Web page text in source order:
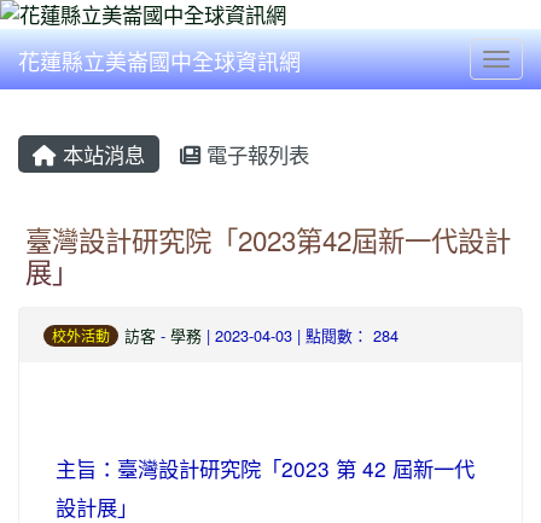
花蓮縣立美崙國中全球資訊網
本站消息 電子報列表
臺灣設計研究院「2023第42屆新一代設計
展」
校外活動 訪客 - 學務 | 2023-04-03 | 點閱數： 284
主旨：臺灣設計研究院「2023 第 42 屆新一代
設計展」